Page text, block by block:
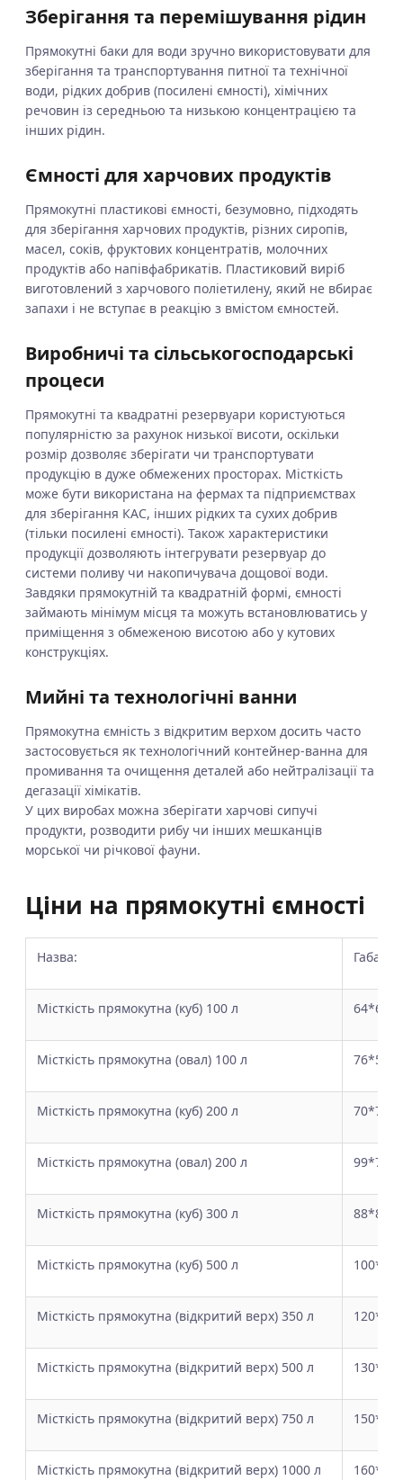
Зберігання та перемішування рідин
Прямокутні баки для води зручно використовувати для
зберігання та транспортування питної та технічної
води, рідких добрив (посилені ємності), хімічних
речовин із середньою та низькою концентрацією та
інших рідин.
Ємності для харчових продуктів
Прямокутні пластикові ємності, безумовно, підходять
для зберігання харчових продуктів, різних сиропів,
масел, соків, фруктових концентратів, молочних
продуктів або напівфабрикатів. Пластиковий виріб
виготовлений з харчового поліетилену, який не вбирає
запахи і не вступає в реакцію з вмістом ємностей.
Виробничі та сільськогосподарські
процеси
Прямокутні та квадратні резервуари користуються
популярністю за рахунок низької висоти, оскільки
розмір дозволяє зберігати чи транспортувати
продукцію в дуже обмежених просторах. Місткість
може бути використана на фермах та підприємствах
для зберігання КАС, інших рідких та сухих добрив
(тільки посилені ємності). Також характеристики
продукції дозволяють інтегрувати резервуар до
системи поливу чи накопичувача дощової води.
Завдяки прямокутній та квадратній формі, ємності
займають мінімум місця та можуть встановлюватись у
приміщення з обмеженою висотою або у кутових
конструкціях.
Мийні та технологічні ванни
Прямокутна ємність з відкритим верхом досить часто
застосовується як технологічний контейнер-ванна для
промивання та очищення деталей або нейтралізації та
дегазації хімікатів.
У цих виробах можна зберігати харчові сипучі
продукти, розводити рибу чи інших мешканців
морської чи річкової фауни.
Ціни на прямокутні ємності
Назва:
Місткість прямокутна (куб) 100 л
Місткість прямокутна (овал) 100 л
Місткість прямокутна (куб) 200 л
Місткість прямокутна (овал) 200 л
Місткість прямокутна (куб) 300 л
Місткість прямокутна (куб) 500 л
Місткість прямокутна (відкритий верх) 350 л
Місткість прямокутна (відкритий верх) 500 л
Місткість прямокутна (відкритий верх) 750 л
Місткість прямокутна (відкритий верх) 1000 л